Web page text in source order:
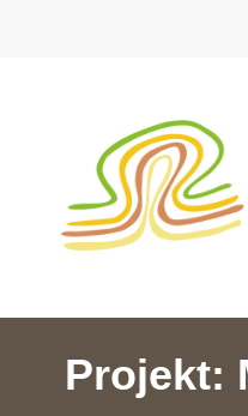
TU
Projekt: